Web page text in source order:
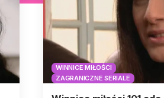
WINNICE MIŁOŚCI
ZAGRANICZNE SERIALE